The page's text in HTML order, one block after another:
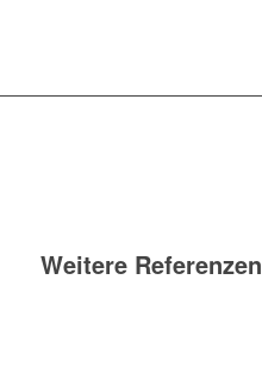
Weitere Referenzen